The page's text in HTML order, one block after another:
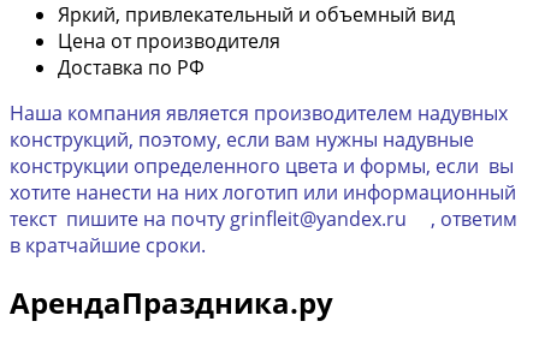
Яркий, привлекательный и объемный вид
Цена от производителя
Доставка по РФ
Наша компания является производителем надувных
конструкций, поэтому, если вам нужны надувные
конструкции определенного цвета и формы, если вы
хотите нанести на них логотип или информационный
текст пишите на почту grinfleit@yandex.ru , ответим
в кратчайшие сроки.
АрендаПраздника.ру